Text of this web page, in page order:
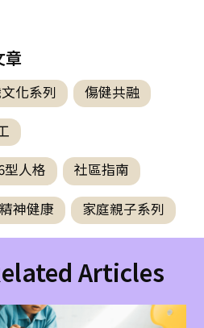
章
化系列 傷健共融
型人格 社區指南
精神健康 家庭親子系列
Articles